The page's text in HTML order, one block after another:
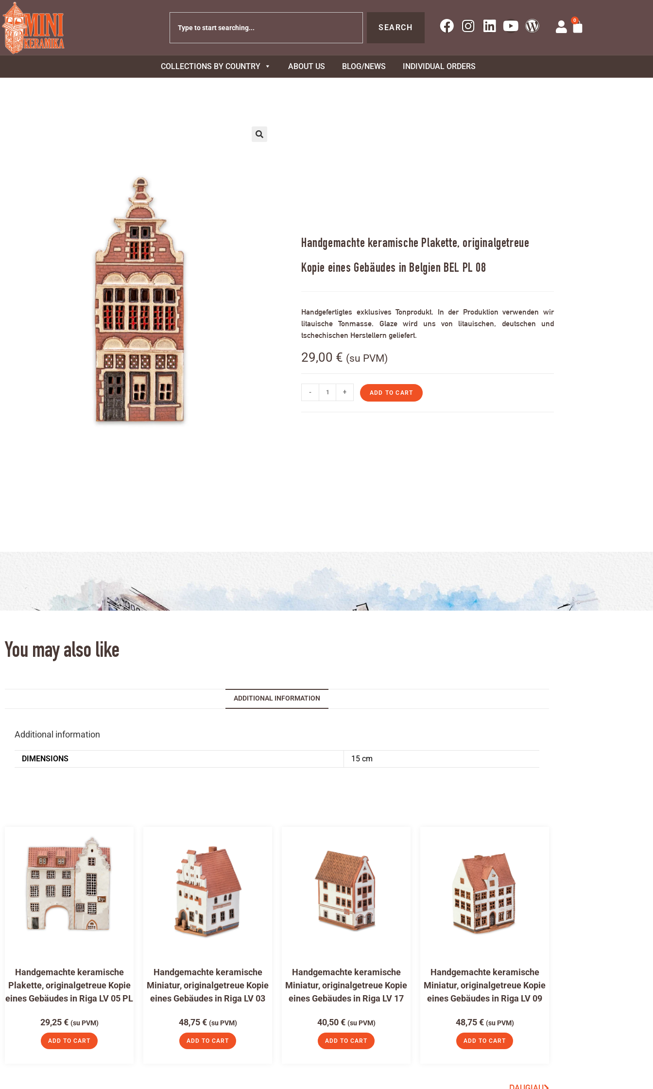
SEARCH
0
COLLECTIONS BY COUNTRY ABOUT US BLOG/NEWS INDIVIDUAL ORDERS
Handgemachte keramische Plakette, originalgetreue
Kopie eines Gebäudes in Belgien BEL PL 08
Handgefertigtes exklusives Tonprodukt. In der Produktion verwenden wir
litauische Tonmasse. Glaze wird uns von litauischen, deutschen und
tschechischen Herstellern geliefert.
29,00 € (su PVM)
- + ADD TO CART
You may also like
ADDITIONAL INFORMATION
Additional information
DIMENSIONS 15 cm
Handgemachte keramische
Plakette, originalgetreue Kopie
eines Gebäudes in Riga LV 05 PL
29,25€ (su PVM)
ADD TO CART
Handgemachte keramische
Miniatur, originalgetreue Kopie
eines Gebäudes in Riga LV 03
48,75€ (su PVM)
ADD TO CART
Handgemachte keramische
Miniatur, originalgetreue Kopie
eines Gebäudes in Riga LV 17
40,50€ (su PVM)
ADD TO CART
Handgemachte keramische
Miniatur, originalgetreue Kopie
eines Gebäudes in Riga LV 09
48,75€ (su PVM)
ADD TO CART